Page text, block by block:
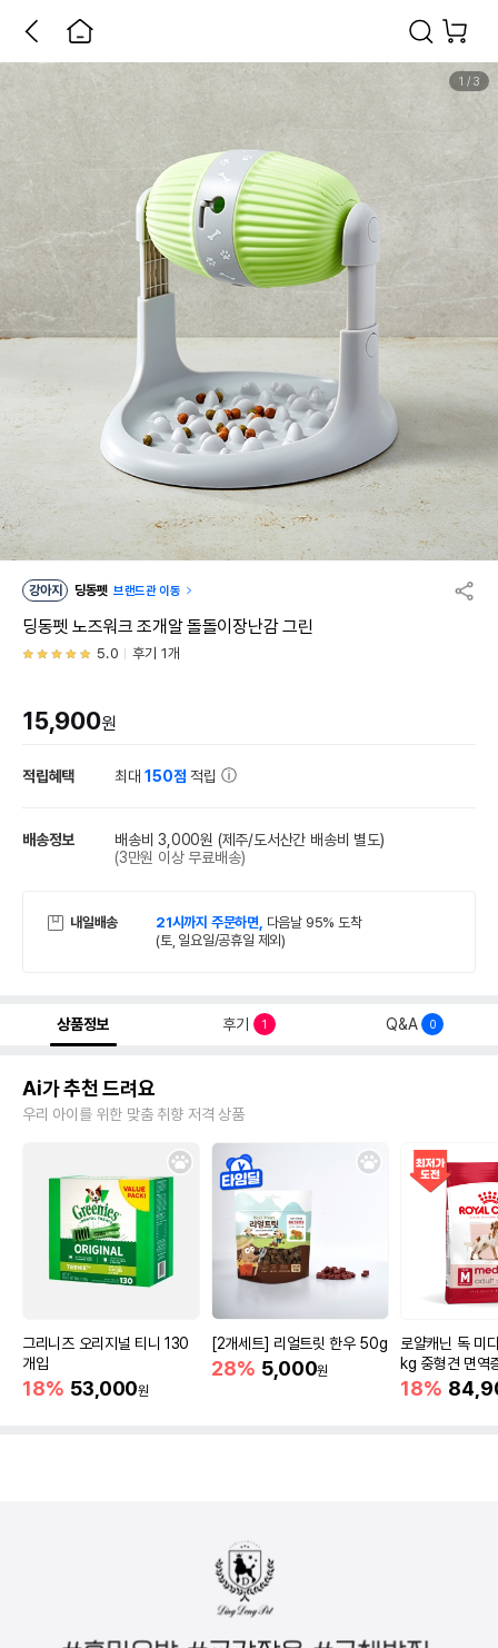
1 / 3
강아지 딩동펫 브랜드관 이동
딩동펫 노즈워크 조개알 돌돌이장난감 그린
5.0 후기 1개
15,900원
적립혜택 최대150점 적립
배송정보 배송비 3,000원 (제주/도서산간 배송비 별도)
(3만원 이상 무료배송)
내일배송 21시까지 주문하면, 다음날 95% 도착
(토, 일요일/공휴일 제외)
상품정보 후기 1 Q&A 0
Ai가 추천 드려요
우리 아이를 위한 맞춤 취향 저격 상품
그리니즈 오리지널 티니 130
개입
18% 53,000원
[2개세트] 리얼트릿 한우 50g
28% 5,000원
로얄캐닌 독 미
kg 중형견 면역
18%